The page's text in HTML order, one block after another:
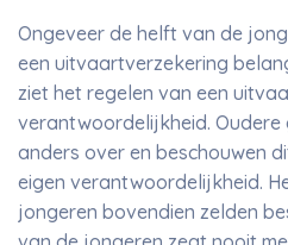
Ongeveer de helft van de
een uitvaartverzekering
ziet het regelen van een
verantwoordelijkheid.
anders over en beschouwen
eigen verantwoordelijkheid.
jongeren bovendien zelden